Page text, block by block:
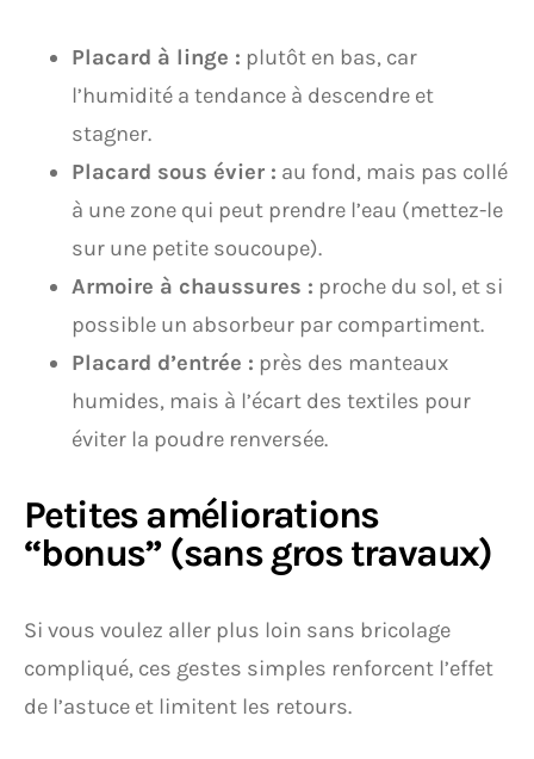
Placard à linge : plutôt en bas, car
l’humidité a tendance à descendre et
stagner.
Placard sous évier : au fond, mais pas collé
à une zone qui peut prendre l’eau (mettez-le
sur une petite soucoupe).
Armoire à chaussures : proche du sol, et si
possible un absorbeur par compartiment.
Placard d’entrée : près des manteaux
humides, mais à l’écart des textiles pour
éviter la poudre renversée.
Petites améliorations
“bonus” (sans gros travaux)
Si vous voulez aller plus loin sans bricolage
compliqué, ces gestes simples renforcent l’effet
de l’astuce et limitent les retours.